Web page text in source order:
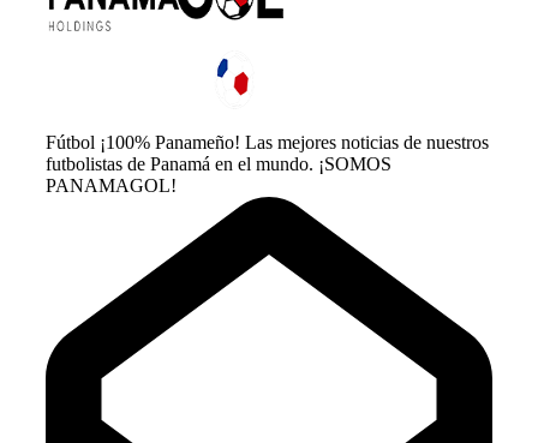
Fútbol ¡100% Panameño! Las mejores noticias de nuestros
futbolistas de Panamá en el mundo. ¡SOMOS
PANAMAGOL!